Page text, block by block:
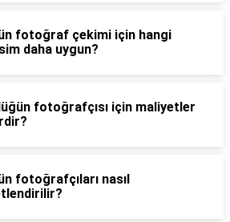
fotoğraf çekimi için hangi
daha uygun?
fotoğrafçısı için maliyetler
fotoğrafçıları nasıl